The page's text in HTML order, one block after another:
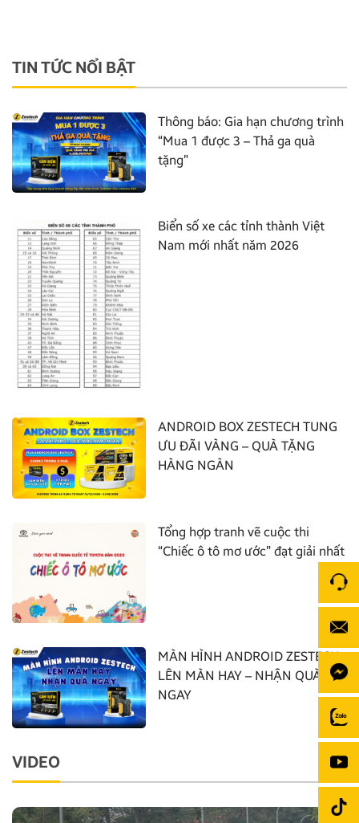
TIN TỨC NỔI BẬT
Thông báo: Gia hạn chương trình
“Mua 1 được 3 – Thả ga quà
tặng”
Biển số xe các tỉnh thành Việt
Nam mới nhất năm 2026
ANDROID BOX ZESTECH TUNG
ƯU ĐÃI VÀNG – QUÀ TẶNG
HÀNG NGÀN
Tổng hợp tranh vẽ cuộc thi
“Chiếc ô tô mơ ước” đạt giải nhất
MÀN HÌNH ANDROID ZESTECH:
LÊN MÀN HAY – NHẬN QUÀ
NGAY
VIDEO